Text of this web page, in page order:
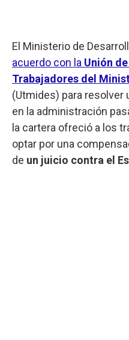
El Ministerio de
acuerdo con la Unión
Trabajadores del
(Utmides) para
en la administración
la cartera ofreció a los
optar por una
de un juicio contra el